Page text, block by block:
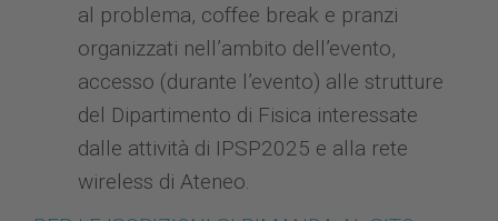
al problema, coffee break e pranzi
organizzati nell’ambito dell’evento,
accesso (durante l’evento) alle strutture
del Dipartimento di Fisica interessate
dalle attività di IPSP2025 e alla rete
wireless di Ateneo.